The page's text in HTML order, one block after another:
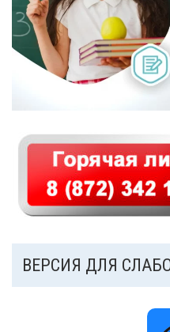
ВПР-2026
Контакты
ВЕРСИЯ ДЛЯ